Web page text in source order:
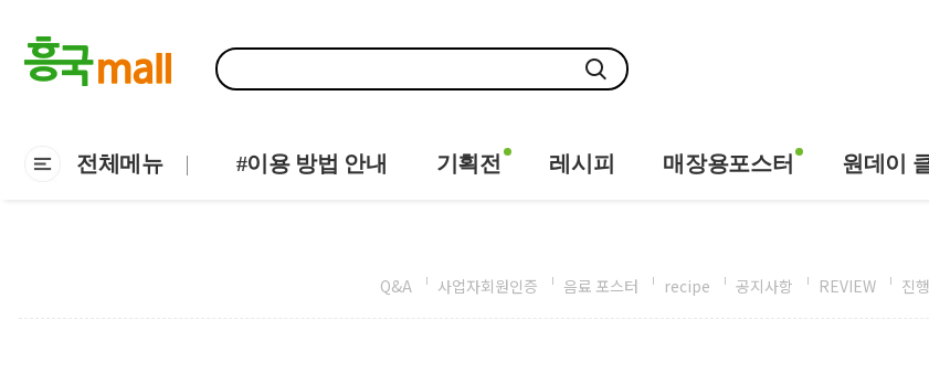
전체메뉴 #이용 방법 안내 기획전 레시피 매장용포스터 원데이
Q&A 사업자회원인증 음료 포스터 recipe 공지사항 REVIEW 진